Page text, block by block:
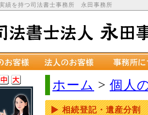
績を持つ司法書士事務所 永田事務所
ホーム > 個人
相続登記・遺産分割